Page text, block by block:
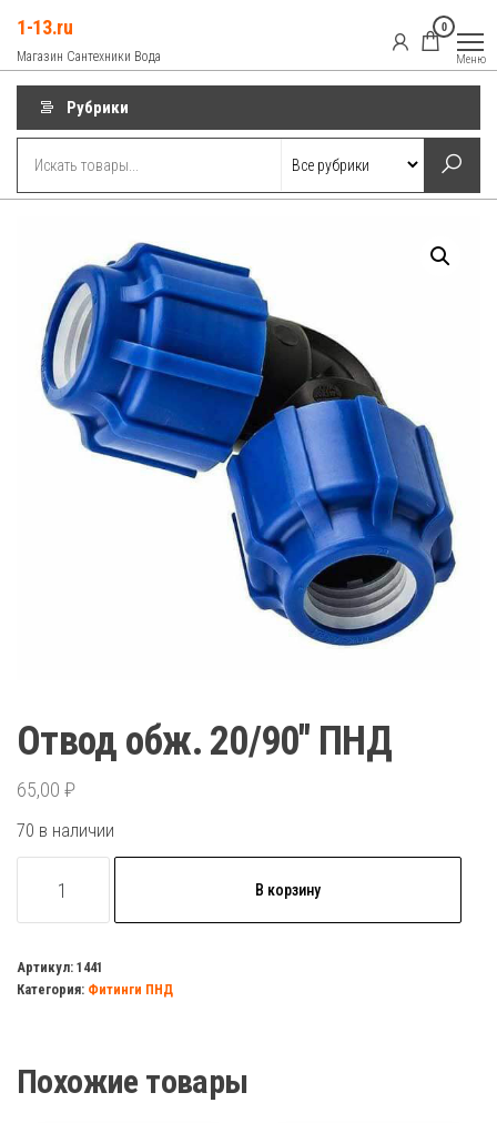
содержимому
1-13.ru
Магазин Сантехники Вода
0
Меню
Рубрики
Отвод обж. 20/90″ ПНД
65,00 ₽
70 в наличии
товара
обж.
20/90"
В корзину
Артикул: 1441
Категория: Фитинги ПНД
Похожие товары